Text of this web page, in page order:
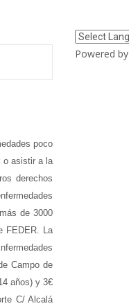
poco
o asistir a la
derechos
de 3000
FEDER. La
Campo de
años) y 3€
C/ Alcalá
Powered by